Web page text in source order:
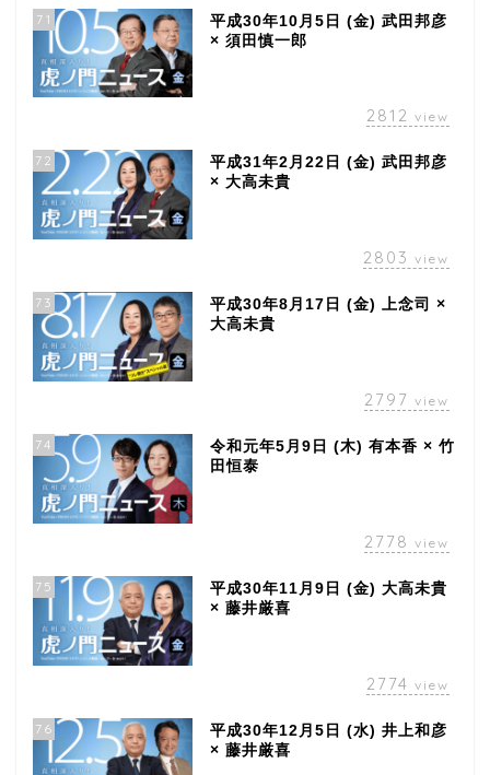
71
平成30年10月5日 (金) 武田邦彦
× 須田慎一郎
2812 view
72
平成31年2月22日 (金) 武田邦彦
× 大高未貴
2803 view
73
平成30年8月17日 (金) 上念司 ×
大高未貴
2797 view
74
令和元年5月9日 (木) 有本香 × 竹
田恒泰
2778 view
75
平成30年11月9日 (金) 大高未貴
× 藤井厳喜
2774 view
76
平成30年12月5日 (水) 井上和彦
× 藤井厳喜